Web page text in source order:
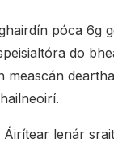
póca 6g
do
Áirítear lenár